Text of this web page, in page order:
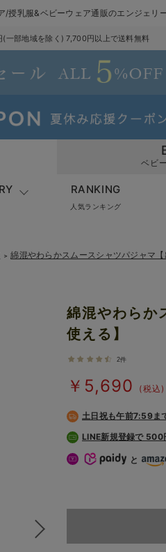
/授乳服&ベビーウェア通販のエンジェリ
一部地域を除く) 7,700円以上で送料無料
ベビ
RANKING
人気ランキング
＞ 綿混やわらかスムースシャツパジャマ【
綿混やわらか
使える】
2件
￥5,690 (税込)
土日祝も午前7:59ま
LINE新規登録で 500
と